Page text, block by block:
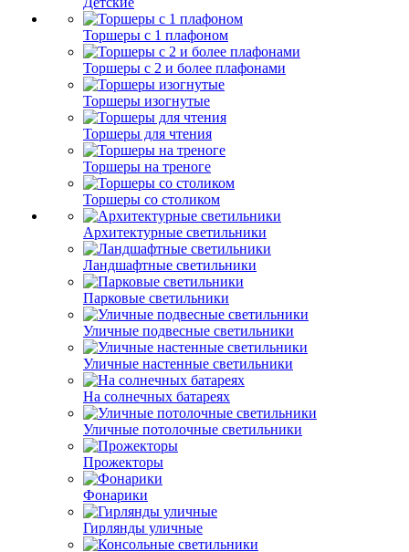
Торшеры с 1 плафоном
Торшеры с 2 и более плафонами
Торшеры изогнутые
Торшеры для чтения
Торшеры на треноге
Торшеры со столиком
Архитектурные светильники
Ландшафтные светильники
Парковые светильники
Уличные подвесные светильники
Уличные настенные светильники
На солнечных батареях
Уличные потолочные светильники
Прожекторы
Фонарики
Гирлянды уличные